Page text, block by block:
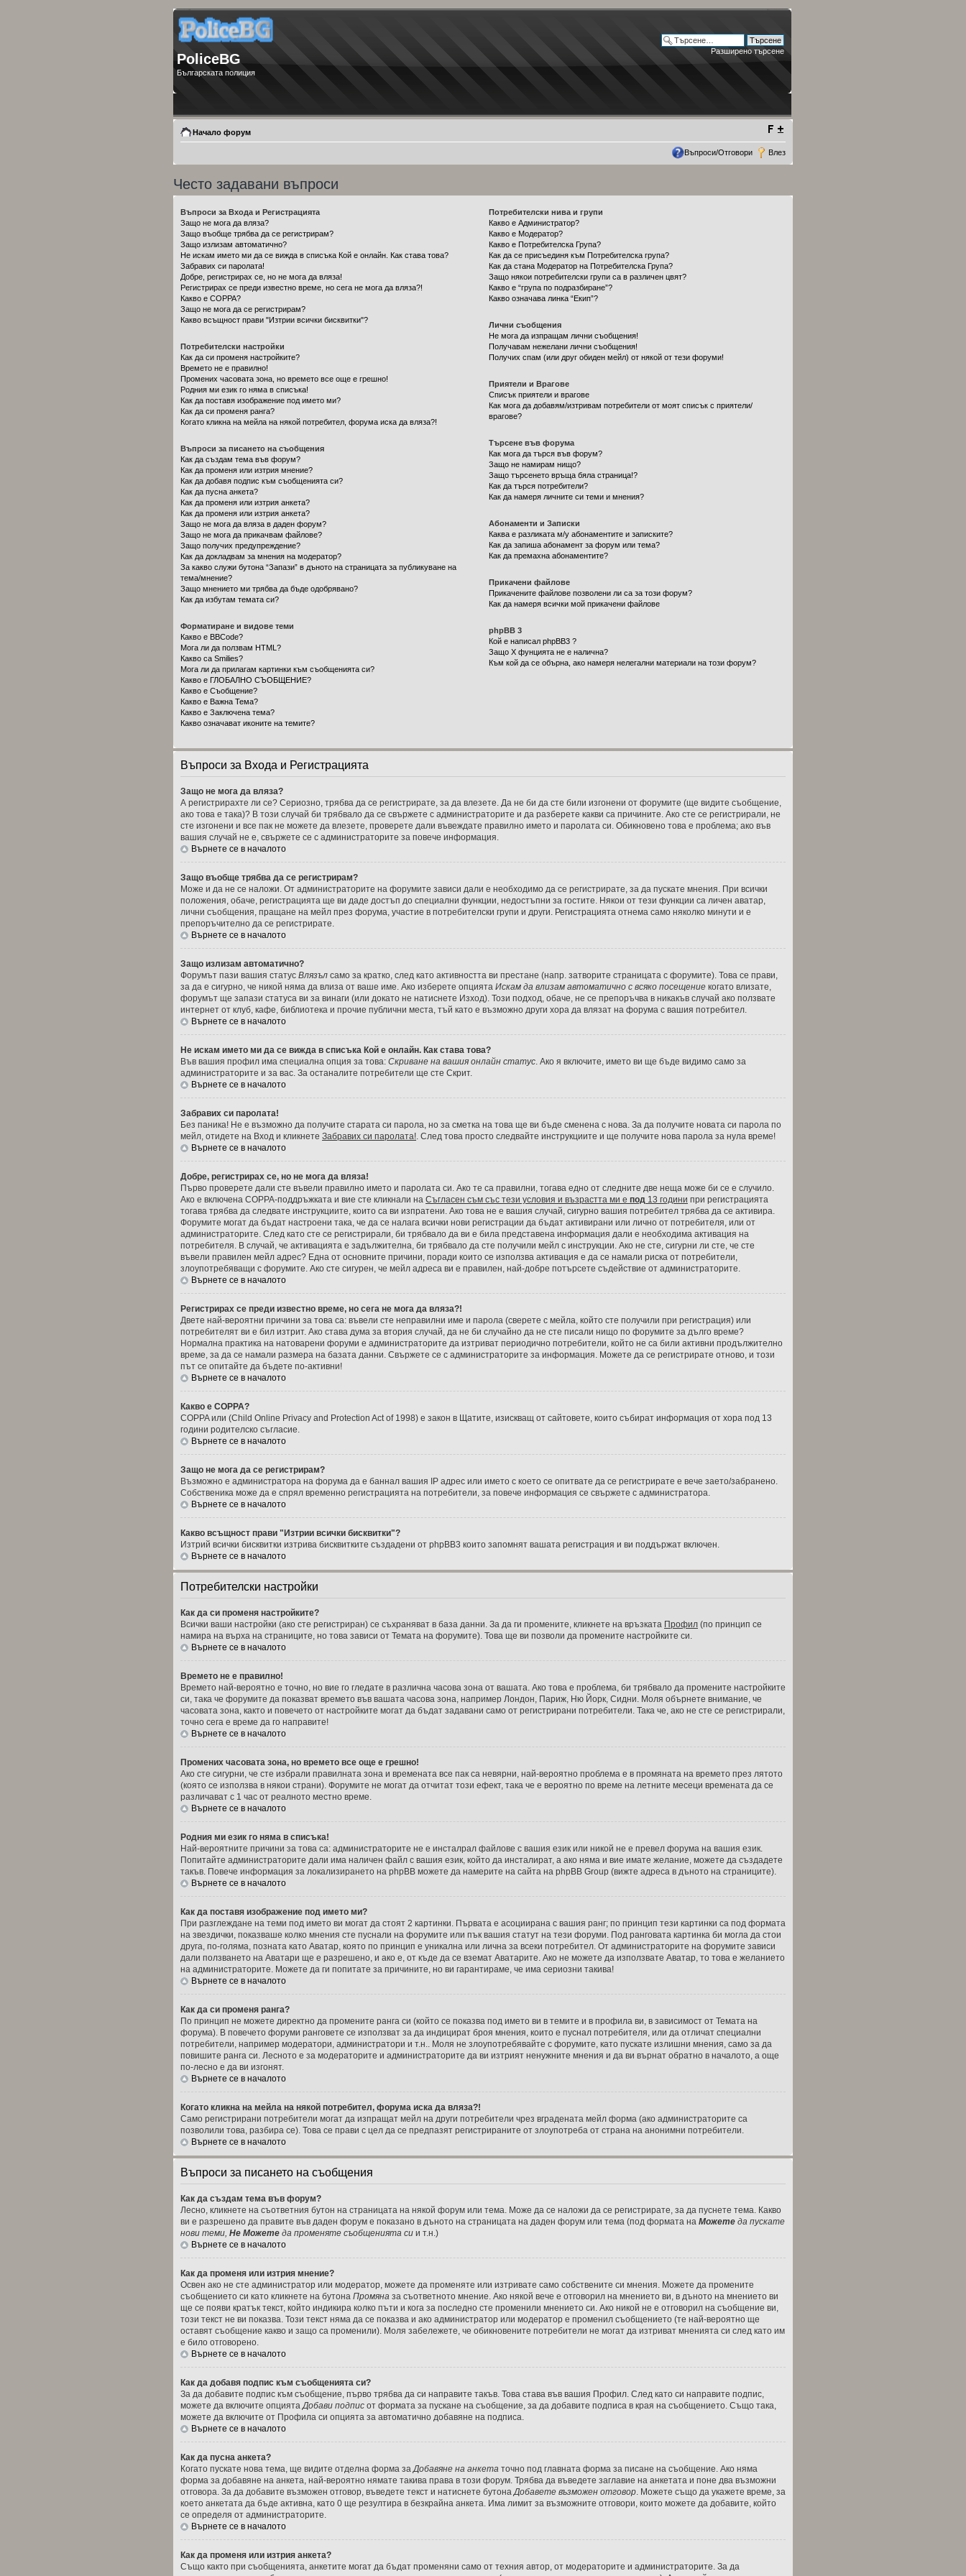
PoliceBG
Българската полиция
Разширено търсене
Начало форум
Въпроси/Отговори Влез
Често задавани въпроси
Въпроси за Входа и Регистрацията
Защо не мога да вляза?
Защо въобще трябва да се регистрирам?
Защо излизам автоматично?
Не искам името ми да се вижда в списъка Кой е онлайн. Как става това?
Забравих си паролата!
Добре, регистрирах се, но не мога да вляза!
Регистрирах се преди известно време, но сега не мога да вляза?!
Какво е COPPA?
Защо не мога да се регистрирам?
Какво всъщност прави "Изтрии всички бисквитки"?
Потребителски настройки
Как да си променя настройките?
Времето не е правилно!
Промених часовата зона, но времето все още е грешно!
Родния ми език го няма в списъка!
Как да поставя изображение под името ми?
Как да си променя ранга?
Когато кликна на мейла на някой потребител, форума иска да вляза?!
Въпроси за писането на съобщения
Как да създам тема във форум?
Как да променя или изтрия мнение?
Как да добавя подпис към съобщенията си?
Как да пусна анкета?
Как да променя или изтрия анкета?
Как да променя или изтрия анкета?
Защо не мога да вляза в даден форум?
Защо не мога да прикачвам файлове?
Защо получих предупреждение?
Как да докладвам за мнения на модератор?
За какво служи бутона “Запази” в дъното на страницата за публикуване на
тема/мнение?
Защо мнението ми трябва да бъде одобрявано?
Как да избутам темата си?
Форматиране и видове теми
Какво е BBCode?
Мога ли да ползвам HTML?
Какво са Smilies?
Мога ли да прилагам картинки към съобщенията си?
Какво е ГЛОБАЛНО СЪОБЩЕНИЕ?
Какво е Съобщение?
Какво е Важна Тема?
Какво е Заключена тема?
Какво означават иконите на темите?
Потребителски нива и групи
Какво е Администратор?
Какво е Модератор?
Какво е Потребителска Група?
Как да се присъединя към Потребителска група?
Как да стана Модератор на Потребителска Група?
Защо някои потребителски групи са в различен цвят?
Какво е “група по подразбиране”?
Какво означава линка “Екип”?
Лични съобщения
Не мога да изпращам лични съобщения!
Получавам нежелани лични съобщения!
Получих спам (или друг обиден мейл) от някой от тези форуми!
Приятели и Врагове
Списък приятели и врагове
Как мога да добавям/изтривам потребители от моят списък с приятели/
врагове?
Търсене във форума
Как мога да търся във форум?
Защо не намирам нищо?
Защо търсенето връща бяла страница!?
Как да търся потребители?
Как да намеря личните си теми и мнения?
Абонаменти и Записки
Каква е разликата м/у абонаментите и записките?
Как да запиша абонамент за форум или тема?
Как да премахна абонаментите?
Прикачени файлове
Прикачените файлове позволени ли са за този форум?
Как да намеря всички мой прикачени файлове
phpBB 3
Кой е написал phpBB3 ?
Защо X фунцията не е налична?
Към кой да се обърна, ако намеря нелегални материали на този форум?
Въпроси за Входа и Регистрацията
Защо не мога да вляза?
А регистрирахте ли се? Сериозно, трябва да се регистрирате, за да влезете. Да не би да сте били изгонени от форумите (ще видите съобщение,
ако това е така)? В този случай би трябвало да се свържете с администраторите и да разберете какви са причините. Ако сте се регистрирали, не
сте изгонени и все пак не можете да влезете, проверете дали въвеждате правилно името и паролата си. Обикновено това е проблема; ако във
вашия случай не е, свържете се с администраторите за повече информация.
Върнете се в началото
Защо въобще трябва да се регистрирам?
Може и да не се наложи. От администраторите на форумите зависи дали е необходимо да се регистрирате, за да пускате мнения. При всички
положения, обаче, регистрацията ще ви даде достъп до специални функции, недостъпни за гостите. Някои от тези функции са личен аватар,
лични съобщения, пращане на мейл през форума, участие в потребителски групи и други. Регистрацията отнема само няколко минути и е
препоръчително да се регистрирате.
Върнете се в началото
Защо излизам автоматично?
Форумът пази вашия статус Влязъл само за кратко, след като активността ви престане (напр. затворите страницата с форумите). Това се прави,
за да е сигурно, че никой няма да влиза от ваше име. Ако изберете опцията Искам да влизам автоматично с всяко посещение когато влизате,
форумът ще запази статуса ви за винаги (или докато не натиснете Изход). Този подход, обаче, не се препоръчва в никакъв случай ако ползвате
интернет от клуб, кафе, библиотека и прочие публични места, тъй като е възможно други хора да влязат на форума с вашия потребител.
Върнете се в началото
Не искам името ми да се вижда в списъка Кой е онлайн. Как става това?
Във вашия профил има специална опция за това: Скриване на вашия онлайн статус. Ако я включите, името ви ще бъде видимо само за
администраторите и за вас. За останалите потребители ще сте Скрит.
Върнете се в началото
Забравих си паролата!
Без паника! Не е възможно да получите старата си парола, но за сметка на това ще ви бъде сменена с нова. За да получите новата си парола по
мейл, отидете на Вход и кликнете Забравих си паролата!. След това просто следвайте инструкциите и ще получите нова парола за нула време!
Върнете се в началото
Добре, регистрирах се, но не мога да вляза!
Първо проверете дали сте въвели правилно името и паролата си. Ако те са правилни, тогава едно от следните две неща може би се е случило.
Ако е включена COPPA-поддръжката и вие сте кликнали на Съгласен съм със тези условия и възрастта ми е под 13 години при регистрацията
тогава трябва да следвате инструкциите, които са ви изпратени. Ако това не е вашия случай, сигурно вашия потребител трябва да се активира.
Форумите могат да бъдат настроени така, че да се налага всички нови регистрации да бъдат активирани или лично от потребителя, или от
администраторите. След като сте се регистрирали, би трябвало да ви е била представена информация дали е необходима активация на
потребителя. В случай, че активацията е задължителна, би трябвало да сте получили мейл с инструкции. Ако не сте, сигурни ли сте, че сте
въвели правилен мейл адрес? Една от основните причини, поради които се използва активация е да се намали риска от потребители,
злоупотребяващи с форумите. Ако сте сигурен, че мейл адреса ви е правилен, най-добре потърсете съдействие от администраторите.
Върнете се в началото
Регистрирах се преди известно време, но сега не мога да вляза?!
Двете най-вероятни причини за това са: въвели сте неправилни име и парола (сверете с мейла, който сте получили при регистрация) или
потребителят ви е бил изтрит. Ако става дума за втория случай, да не би случайно да не сте писали нищо по форумите за дълго време?
Нормална практика на натоварени форуми е администраторите да изтриват периодично потребители, който не са били активни продължително
време, за да се намали размера на базата данни. Свържете се с администраторите за информация. Можете да се регистрирате отново, и този
път се опитайте да бъдете по-активни!
Върнете се в началото
Какво е COPPA?
COPPA или (Child Online Privacy and Protection Act of 1998) е закон в Щатите, изискващ от сайтовете, които събират информация от хора под 13
години родителско съгласие.
Върнете се в началото
Защо не мога да се регистрирам?
Възможно е администратора на форума да е баннал вашия IP адрес или името с което се опитвате да се регистрирате е вече заето/забранено.
Собственика може да е спрял временно регистрацията на потребители, за повече информация се свържете с администратора.
Върнете се в началото
Какво всъщност прави "Изтрии всички бисквитки"?
Изтрий всички бисквитки изтрива бисквитките създадени от phpBB3 които запомнят вашата регистрация и ви поддържат включен.
Върнете се в началото
Потребителски настройки
Как да си променя настройките?
Всички ваши настройки (ако сте регистриран) се съхраняват в база данни. За да ги промените, кликнете на връзката Профил (по принцип се
намира на върха на страниците, но това зависи от Темата на форумите). Това ще ви позволи да промените настройките си.
Върнете се в началото
Времето не е правилно!
Времето най-вероятно е точно, но вие го гледате в различна часова зона от вашата. Ако това е проблема, би трябвало да промените настройките
си, така че форумите да показват времето във вашата часова зона, например Лондон, Париж, Ню Йорк, Сидни. Моля обърнете внимание, че
часовата зона, както и повечето от настройките могат да бъдат задавани само от регистрирани потребители. Така че, ако не сте се регистрирали,
точно сега е време да го направите!
Върнете се в началото
Промених часовата зона, но времето все още е грешно!
Ако сте сигурни, че сте избрали правилната зона и времената все пак са невярни, най-вероятно проблема е в промяната на времето през лятото
(която се използва в някои страни). Форумите не могат да отчитат този ефект, така че е вероятно по време на летните месеци времената да се
различават с 1 час от реалното местно време.
Върнете се в началото
Родния ми език го няма в списъка!
Най-вероятните причини за това са: администраторите не е инсталрал файлове с вашия език или никой не е превел форума на вашия език.
Попитайте администраторите дали има наличен файл с вашия език, който да инсталират, а ако няма и вие имате желание, можете да създадете
такъв. Повече информация за локализирането на phpBB можете да намерите на сайта на phpBB Group (вижте адреса в дъното на страниците).
Върнете се в началото
Как да поставя изображение под името ми?
При разглеждане на теми под името ви могат да стоят 2 картинки. Първата е асоциирана с вашия ранг; по принцип тези картинки са под формата
на звездички, показваше колко мнения сте пуснали на форумите или пък вашия статут на тези форуми. Под ранговата картинка би могла да стои
друга, по-голяма, позната като Аватар, която по принцип е уникална или лична за всеки потребител. От администраторите на форумите зависи
дали ползването на Аватари ще е разрешено, и ако е, от къде да се вземат Аватарите. Ако не можете да използвате Аватар, то това е желанието
на администраторите. Можете да ги попитате за причините, но ви гарантираме, че има сериозни такива!
Върнете се в началото
Как да си променя ранга?
По принцип не можете директно да промените ранга си (който се показва под името ви в темите и в профила ви, в зависимост от Темата на
форума). В повечето форуми ранговете се използват за да индицират броя мнения, които е пуснал потребителя, или да отличат специални
потребители, например модератори, администратори и т.н.. Моля не злоупотребявайте с форумите, като пускате излишни мнения, само за да
повишите ранга си. Лесното е за модераторите и администраторите да ви изтрият ненужните мнения и да ви върнат обратно в началото, а още
по-лесно е да ви изгонят.
Върнете се в началото
Когато кликна на мейла на някой потребител, форума иска да вляза?!
Само регистрирани потребители могат да изпращат мейл на други потребители чрез вградената мейл форма (ако администраторите са
позволили това, разбира се). Това се прави с цел да се предпазят регистрираните от злоупотреба от страна на анонимни потребители.
Върнете се в началото
Въпроси за писането на съобщения
Как да създам тема във форум?
Лесно, кликнете на съответния бутон на страницата на някой форум или тема. Може да се наложи да се регистрирате, за да пуснете тема. Какво
ви е разрешено да правите във даден форум е показано в дъното на страницата на даден форум или тема (под формата на Можете да пускате
нови теми, Не Можете да променяте съобщенията си и т.н.)
Върнете се в началото
Как да променя или изтрия мнение?
Освен ако не сте администратор или модератор, можете да променяте или изтривате само собствените си мнения. Можете да промените
съобщението си като кликнете на бутона Промяна за съответното мнение. Ако някой вече е отговорил на мнението ви, в дъното на мнението ви
ще се появи кратък текст, който индикира колко пъти и кога за последно сте променили мнението си. Ако никой не е отговорил на съобщение ви,
този текст не ви показва. Този текст няма да се показва и ако администратор или модератор е променил съобщението (те най-вероятно ще
оставят съобщение какво и защо са променили). Моля забележете, че обикновените потребители не могат да изтриват мненията си след като им
е било отговорено.
Върнете се в началото
Как да добавя подпис към съобщенията си?
За да добавите подпис към съобщение, първо трябва да си направите такъв. Това става във вашия Профил. След като си направите подпис,
можете да включите опциятаДобави подпис от формата за пускане на съобщение, за да добавите подписа в края на съобщението. Също така,
можете да включите от Профила си опцията за автоматично добавяне на подписа.
Върнете се в началото
Как да пусна анкета?
Когато пускате нова тема, ще видите отделна форма заДобавяне на анкета точно под главната форма за писане на съобщение. Ако няма
форма за добавяне на анкета, най-вероятно нямате такива права в този форум. Трябва да въведете заглавие на анкетата и поне два възможни
отговора. За да добавите възможен отговор, въведете текст и натиснете бутонаДобавете възможен отговор. Можете също да укажете време, за
което анкетата да бъде активна, като 0 ще резултира в безкрайна анкета. Има лимит за възможните отговори, които можете да добавите, който
се определя от администраторите.
Върнете се в началото
Как да променя или изтрия анкета?
Също както при съобщенията, анкетите могат да бъдат променяни само от техния автор, от модераторите и администраторите. За да